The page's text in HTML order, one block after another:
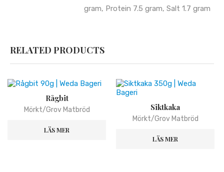
gram, Protein 7.5 gram, Salt 1.7 gram
RELATED PRODUCTS
Rågbit
Mörkt/Grov Matbröd
LÄS MER
Siktkaka
Mörkt/Grov Matbröd
LÄS MER